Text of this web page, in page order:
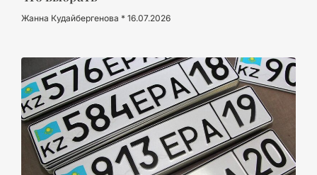
Жанна Кудайбергенова 16.07.2026